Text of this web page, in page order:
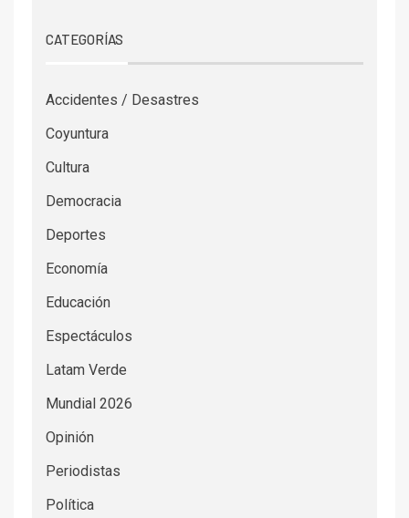
CATEGORÍAS
Accidentes / Desastres
Coyuntura
Cultura
Democracia
Deportes
Economía
Educación
Espectáculos
Latam Verde
Mundial 2026
Opinión
Periodistas
Política